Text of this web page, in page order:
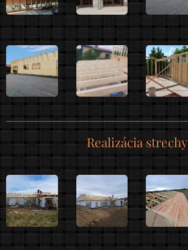
Realizácia strechy